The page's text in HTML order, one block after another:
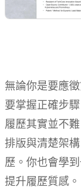
無論你是要應
要掌握正確步
履歷其實並不
排版與清楚架
歷。你也會學
提升履歷質感。